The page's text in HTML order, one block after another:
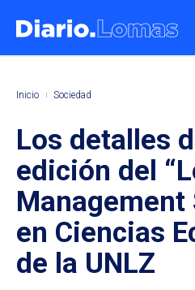
Inicio Sociedad
Los detalles
edición del
Management
en Ciencias
de la UNLZ